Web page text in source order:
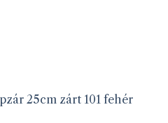
termékoldalon
25cm zárt 101 fehér